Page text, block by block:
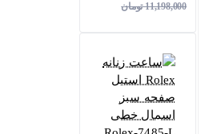
11,198,000 تومان